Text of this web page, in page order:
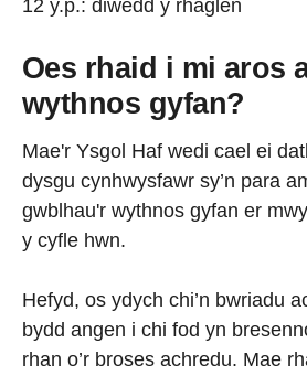
12 y.p.: diwedd y rhaglen
Oes rhaid i mi aros
wythnos gyfan?
Mae'r Ysgol Haf wedi cael ei
dysgu cynhwysfawr sy’n para
gwblhau'r wythnos gyfan er
y cyfle hwn.
Hefyd, os ydych chi’n bwriadu
bydd angen i chi fod yn
rhan o’r broses achredu. Mae